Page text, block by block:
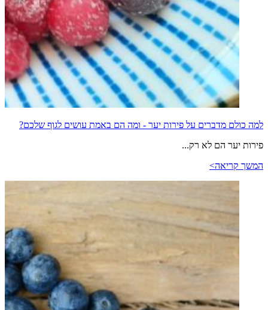
למה כולם מדברים על פירות יער - ומה הם באמת עושים לגוף שלכם?
פירות יער הם לא רק...
המשך קריאה>